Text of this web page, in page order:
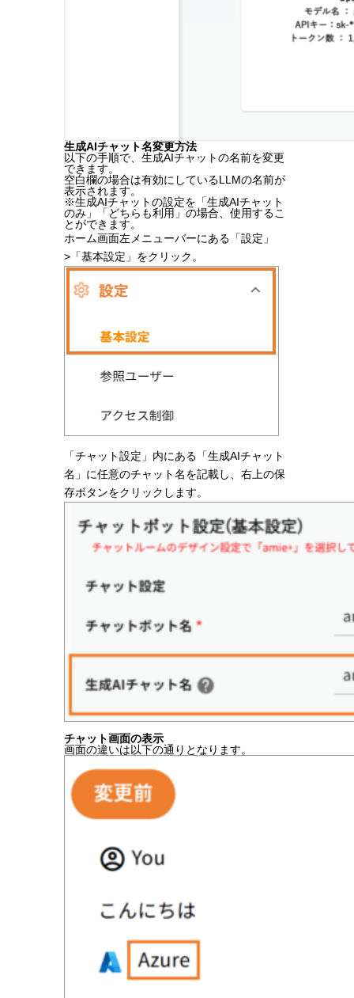
生成AIチャット名変更方法
以下の手順で、生成AIチャットの名前を変更
できます。
空白欄の場合は有効にしているLLMの名前が
表示されます。
※生成AIチャットの設定を「生成AIチャット
のみ」「どちらも利用」の場合、使用するこ
とができます。
ホーム画面左メニューバーにある「設定」
>「基本設定」をクリック。
「チャット設定」内にある「生成AIチャット
名」に任意のチャット名を記載し、右上の保
存ボタンをクリックします。
チャット画面の表示
画面の違いは以下の通りとなります。